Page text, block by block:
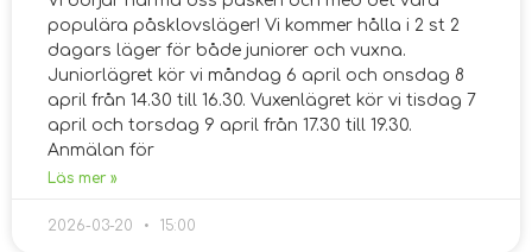
populära påsklovsläger! Vi kommer hålla i 2 st 2
dagars läger för både juniorer och vuxna.
Juniorlägret kör vi måndag 6 april och onsdag 8
april från 14.30 till 16.30. Vuxenlägret kör vi tisdag 7
april och torsdag 9 april från 17.30 till 19.30.
Anmälan för
Läs mer »
2026-03-20 15:00